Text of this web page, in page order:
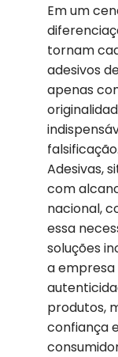
Em um
tornam
adesivos
apenas
Adesivas,
com
nacional,
essa
soluções
a empresa
produtos,
confiança